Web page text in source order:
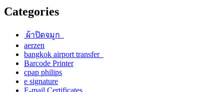
Categories
ผ้าปิดจมูก
aerzen
bangkok airport transfer
Barcode Printer
cpap philips
e signature
E-mail Certificates